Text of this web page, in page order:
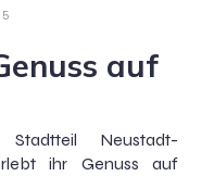
auf
Neustadt-
ihr Genuss auf